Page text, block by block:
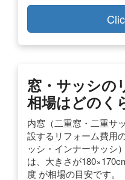
窓・サッシの
相場はどのく
内窓（二重窓・二重サ
設するリフォーム費用
ッシ・インナーサッシ
は、大きさが
度 が相場の目安です。